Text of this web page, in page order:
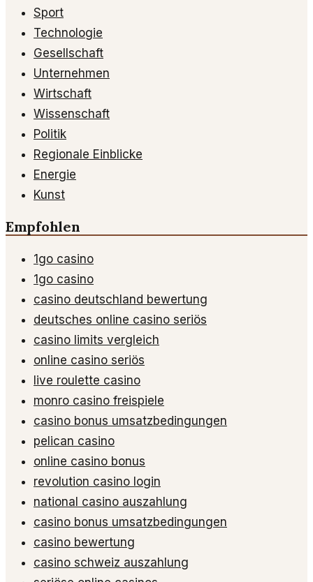
Sport
Technologie
Gesellschaft
Unternehmen
Wirtschaft
Wissenschaft
Politik
Regionale Einblicke
Energie
Kunst
Empfohlen
1go casino
1go casino
casino deutschland bewertung
deutsches online casino seriös
casino limits vergleich
online casino seriös
live roulette casino
monro casino freispiele
casino bonus umsatzbedingungen
pelican casino
online casino bonus
revolution casino login
national casino auszahlung
casino bonus umsatzbedingungen
casino bewertung
casino schweiz auszahlung